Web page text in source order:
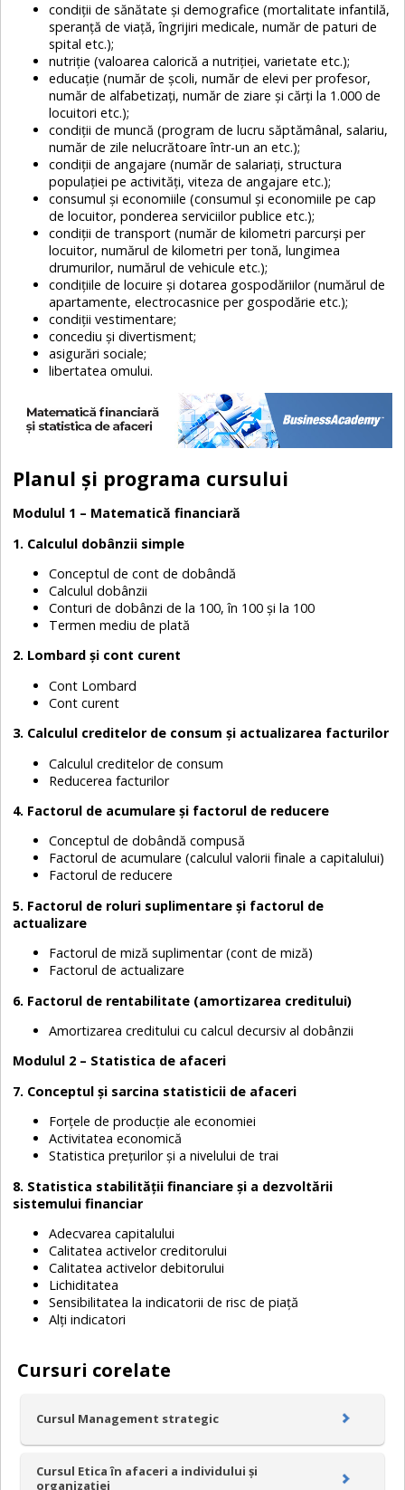
condiții de sănătate și demografice (mortalitate infantilă,
speranță de viață, îngrijiri medicale, număr de paturi de
spital etc.);
nutriție (valoarea calorică a nutriției, varietate etc.);
educație (număr de școli, număr de elevi per profesor,
număr de alfabetizați, număr de ziare și cărți la 1.000 de
locuitori etc.);
condiții de muncă (program de lucru săptămânal, salariu,
număr de zile nelucrătoare într-un an etc.);
condiții de angajare (număr de salariați, structura
populației pe activități, viteza de angajare etc.);
consumul și economiile (consumul și economiile pe cap
de locuitor, ponderea serviciilor publice etc.);
condiții de transport (număr de kilometri parcurși per
locuitor, numărul de kilometri per tonă, lungimea
drumurilor, numărul de vehicule etc.);
condițiile de locuire și dotarea gospodăriilor (numărul de
apartamente, electrocasnice per gospodărie etc.);
condiții vestimentare;
concediu și divertisment;
asigurări sociale;
libertatea omului.
Planul și programa cursului
Modulul 1 – Matematică financiară
1. Calculul dobânzii simple
Conceptul de cont de dobândă
Calculul dobânzii
Conturi de dobânzi de la 100, în 100 și la 100
Termen mediu de plată
2. Lombard și cont curent
Cont Lombard
Cont curent
3. Calculul creditelor de consum și actualizarea facturilor
Calculul creditelor de consum
Reducerea facturilor
4. Factorul de acumulare și factorul de reducere
Conceptul de dobândă compusă
Factorul de acumulare (calculul valorii finale a capitalului)
Factorul de reducere
5. Factorul de roluri suplimentare și factorul de
actualizare
Factorul de miză suplimentar (cont de miză)
Factorul de actualizare
6. Factorul de rentabilitate (amortizarea creditului)
Amortizarea creditului cu calcul decursiv al dobânzii
Modulul 2 – Statistica de afaceri
7. Conceptul și sarcina statisticii de afaceri
Forțele de producție ale economiei
Activitatea economică
Statistica prețurilor și a nivelului de trai
8. Statistica stabilității financiare și a dezvoltării
sistemului financiar
Adecvarea capitalului
Calitatea activelor creditorului
Calitatea activelor debitorului
Lichiditatea
Sensibilitatea la indicatorii de risc de piață
Alți indicatori
Cursuri corelate
Cursul Management strategic
Cursul Etica în afaceri a individului și
organizației